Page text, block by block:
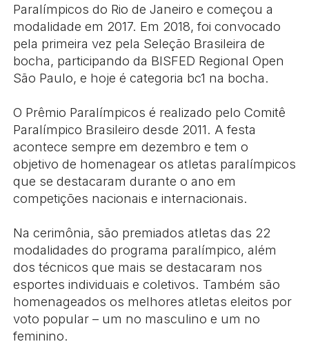
Paralímpicos do Rio de Janeiro e começou a
modalidade em 2017. Em 2018, foi convocado
pela primeira vez pela Seleção Brasileira de
bocha, participando da BISFED Regional Open
São Paulo, e hoje é categoria bc1 na bocha.
O Prêmio Paralímpicos é realizado pelo Comitê
Paralímpico Brasileiro desde 2011. A festa
acontece sempre em dezembro e tem o
objetivo de homenagear os atletas paralímpicos
que se destacaram durante o ano em
competições nacionais e internacionais.
Na cerimônia, são premiados atletas das 22
modalidades do programa paralímpico, além
dos técnicos que mais se destacaram nos
esportes individuais e coletivos. Também são
homenageados os melhores atletas eleitos por
voto popular – um no masculino e um no
feminino.